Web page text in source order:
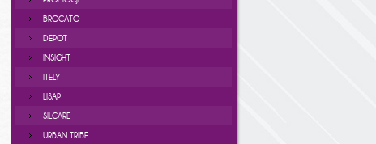
BROCATO
DEPOT
INSIGHT
ITELY
LISAP
SILCARE
URBAN TRIBE